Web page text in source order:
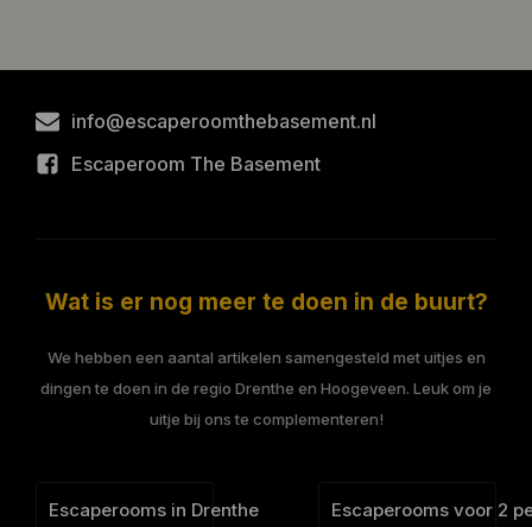
info@escaperoomthebasement.nl
Escaperoom The Basement
Wat is er nog meer te doen in de buurt?
We hebben een aantal artikelen samengesteld met uitjes en
dingen te doen in de regio Drenthe en Hoogeveen. Leuk om je
uitje bij ons te complementeren!
Escaperooms in Drenthe Escaperooms voor 2